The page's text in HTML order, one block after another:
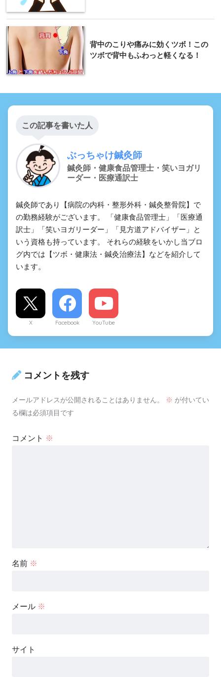
背中のこりや痛みに効くツボ！この
ツボで背中もふわっと軽くなる！
この記事を書いた人
ぶっちゃけ鍼灸師
鍼灸師・健康食品管理士・笑いヨガリ
ーダー・医療通訳士
鍼灸師であり【病院の内科・整形外科・鍼灸整骨院】で
の勤務経験がございます。 「健康食品管理士」「医療通
訳士」「笑いヨガリーダー」「見方道アドバイザー」と
いう資格も持っています。 それらの経験をいかし当ブロ
グ内では【ツボ・健康法・鍼灸治療法】などを紹介して
います。
X Facebook YouTube
コメントを残す
メールアドレスが公開されることはありません。 ※ が付いてい
る欄は必須項目です
コメント ※
名前 ※
メール ※
サイト